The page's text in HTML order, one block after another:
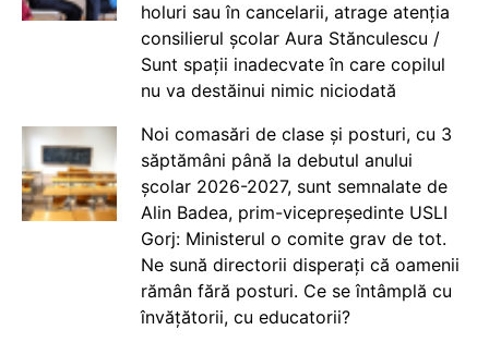
holuri sau în cancelarii, atrage atenția
consilierul școlar Aura Stănculescu /
Sunt spații inadecvate în care copilul
nu va destăinui nimic niciodată
Noi comasări de clase și posturi, cu 3
săptămâni până la debutul anului
școlar 2026-2027, sunt semnalate de
Alin Badea, prim-vicepreședinte USLI
Gorj: Ministerul o comite grav de tot.
Ne sună directorii disperați că oamenii
rămân fără posturi. Ce se întâmplă cu
învățătorii, cu educatorii?